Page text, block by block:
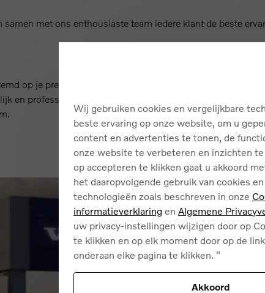
met ons enthousiaste team iedere klant de beste
op je prestaties. Een uitdagende functie met
en professioneel vlak verder te ontwikkelen via
Wij gebruiken cookies en vergelijkbare
beste ervaring op onze website, om u
content en advertenties te tonen, de
onze website te verbeteren en inzichten
op accepteren te klikken gaat u akkoord
het daaropvolgende gebruik van cookies
technologieën zoals beschreven in onze
informatieverklaring en Algemene
uw privacy-instellingen wijzigen door op
te klikken en op elk moment door op de
onderaan elke pagina te klikken. "
Akkoord